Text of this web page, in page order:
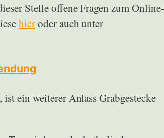
Stelle offene Fragen zum Online-
hieroder auch unter
ein weiterer Anlass Grabgestecke